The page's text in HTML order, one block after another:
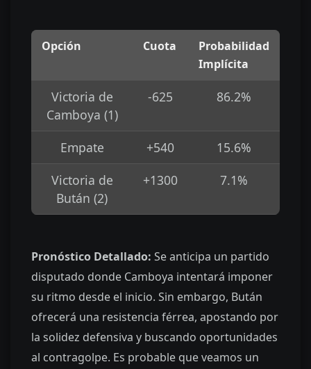
Opción Cuota
Probabilidad
Implícita
Victoria de
Camboya (1)
-625 86.2%
Empate +540
15.6%
Victoria de
Bután (2)
+1300 7.1%
Pronóstico Detallado: Se anticipa un partido
disputado donde Camboya intentará imponer
su ritmo desde el inicio. Sin embargo, Bután
ofrecerá una resistencia férrea, apostando por
la solidez defensiva y buscando oportunidades
al contragolpe. Es probable que veamos un